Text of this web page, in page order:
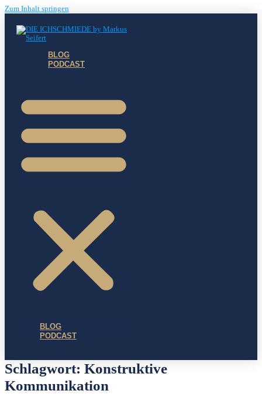
Zum Inhalt springen
BLOG
PODCAST
BLOG
PODCAST
Schlagwort: Konstruktive
Kommunikation